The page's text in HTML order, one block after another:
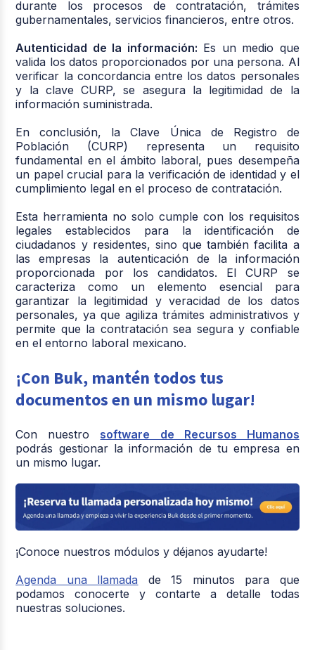
durante los procesos de contratación, trámites
gubernamentales, servicios financieros, entre otros.
Autenticidad de la información: Es un medio que
valida los datos proporcionados por una persona. Al
verificar la concordancia entre los datos personales
y la clave CURP, se asegura la legitimidad de la
información suministrada.
En conclusión, la Clave Única de Registro de
Población (CURP) representa un requisito
fundamental en el ámbito laboral, pues desempeña
un papel crucial para la verificación de identidad y el
cumplimiento legal en el proceso de contratación.
Esta herramienta no solo cumple con los requisitos
legales establecidos para la identificación de
ciudadanos y residentes, sino que también facilita a
las empresas la autenticación de la información
proporcionada por los candidatos. El CURP se
caracteriza como un elemento esencial para
garantizar la legitimidad y veracidad de los datos
personales, ya que agiliza trámites administrativos y
permite que la contratación sea segura y confiable
en el entorno laboral mexicano.
¡Con Buk, mantén todos tus
documentos en un mismo lugar!
Con nuestro software de Recursos Humanos
podrás gestionar la información de tu empresa en
un mismo lugar.
¡Conoce nuestros módulos y déjanos ayudarte!
Agenda una llamada de 15 minutos para que
podamos conocerte y contarte a detalle todas
nuestras soluciones.